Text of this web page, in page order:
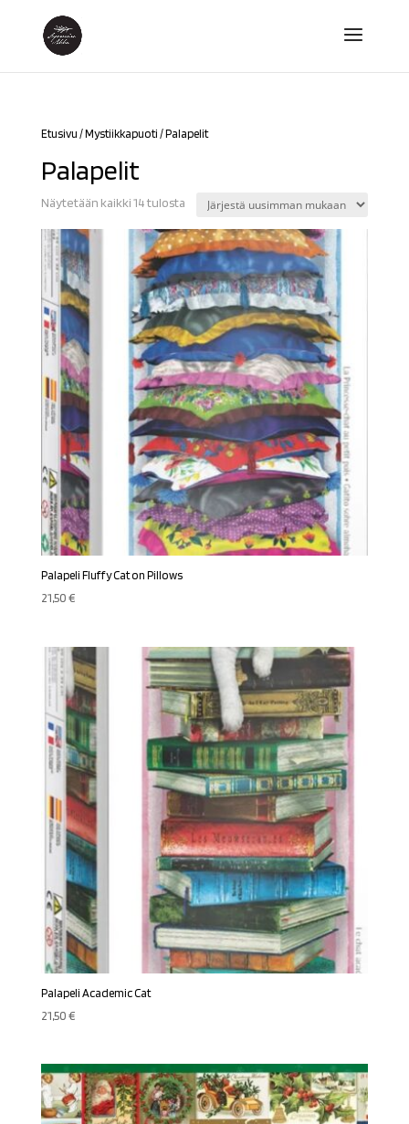
Etusivu /Mystiikkapuoti / Palapelit
Palapelit
Näytetään kaikki 14 tulostaSorted
latest
Palapeli Fluffy Cat on Pillows
21,50€
Palapeli Academic Cat
21,50€